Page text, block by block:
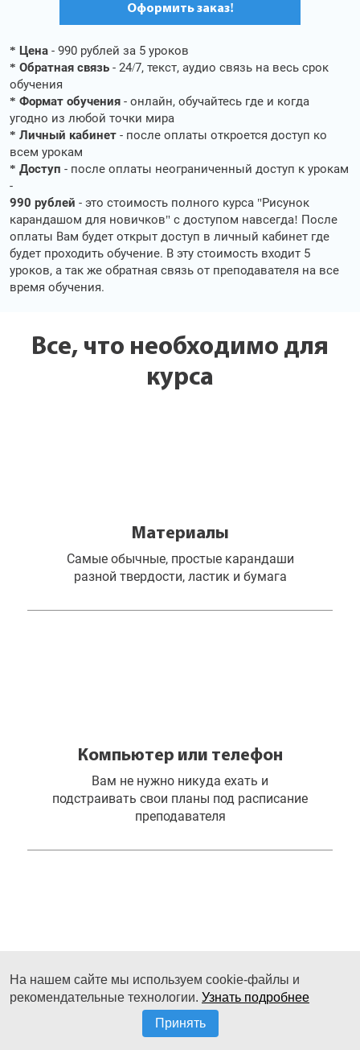
Оформить заказ!
* Цена - 990 рублей за 5 уроков
* Обратная связь - 24/7, текст, аудио связь на весь срок
обучения
* Формат обучения - онлайн, обучайтесь где и когда
угодно из любой точки мира
* Личный кабинет - после оплаты откроется доступ ко
всем урокам
* Доступ - после оплаты неограниченный доступ к урокам
-
990 рублей - это стоимость полного курса "Рисунок
карандашом для новичков" с доступом навсегда! После
оплаты Вам будет открыт доступ в личный кабинет где
будет проходить обучение. В эту стоимость входит 5
уроков, а так же обратная связь от преподавателя на все
время обучения.
Все, что необходимо для
курса
Материалы
Самые обычные, простые карандаши
разной твердости, ластик и бумага
Компьютер или телефон
Вам не нужно никуда ехать и
подстраивать свои планы под расписание
преподавателя
Интернет
Формат онлайн-обучения. Рисуйте когда
угодно из любой точки земного шара
На нашем сайте мы используем cookie-файлы и
рекомендательные технологии. Узнать подробнее
Принять